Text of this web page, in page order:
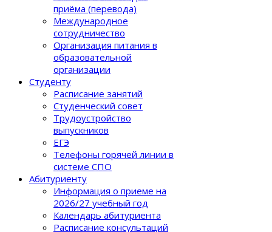
приёма (перевода)
Международное
сотрудничество
Организация питания в
образовательной
организации
Студенту
Расписание занятий
Студенческий совет
Трудоустройство
выпускников
ЕГЭ
Телефоны горячей линии в
системе СПО
Абитуриенту
Информация о приеме на
2026/27 учебный год
Календарь абитуриента
Расписание консультаций